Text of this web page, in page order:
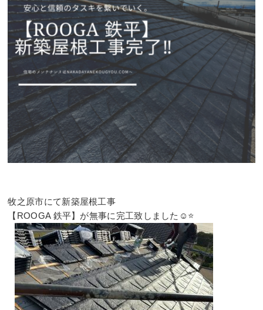
牧之原市にて新築屋根工事
【ROOGA 鉄平】が無事に完工致しました☺️⭐️